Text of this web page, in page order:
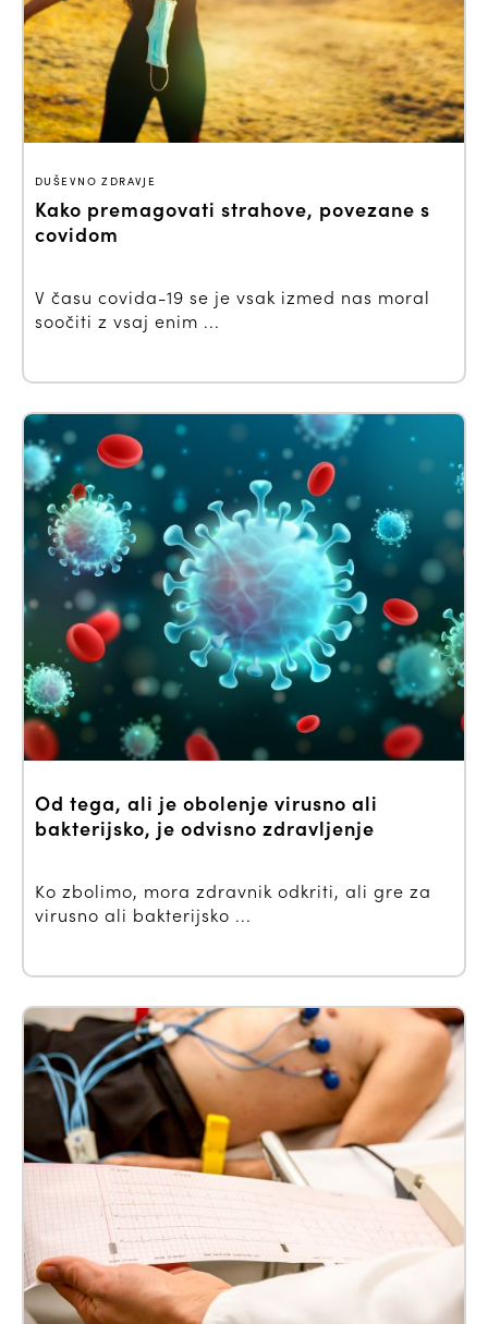
DUŠEVNO ZDRAVJE
Kako premagovati strahove, povezane s
covidom
V času covida-19 se je vsak izmed nas moral
soočiti z vsaj enim ...
Od tega, ali je obolenje virusno ali
bakterijsko, je odvisno zdravljenje
Ko zbolimo, mora zdravnik odkriti, ali gre za
virusno ali bakterijsko ...